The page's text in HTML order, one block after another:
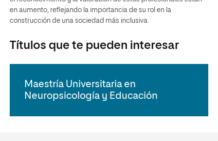
en aumento, reflejando la importancia de su rol en la
construcción de una sociedad más inclusiva.
Títulos que te pueden interesar
Maestría Universitaria en
Neuropsicología y Educación